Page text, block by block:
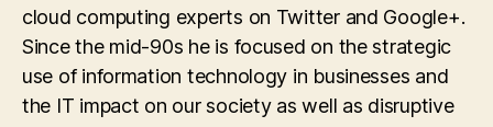
cloud computing experts on Twitter and Google+.
Since the mid-90s he is focused on the strategic
use of information technology in businesses and
the IT impact on our society as well as disruptive